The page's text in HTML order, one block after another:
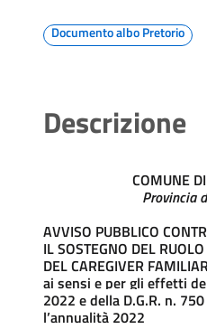
Documento albo Pretorio
Descrizione
COMUNE
Provincia
AVVISO PUBBLICO
IL SOSTEGNO DEL
DEL CAREGIVER
ai sensi e per gli effetti
2022 e della D.G.R. n.
l’annualità 2022